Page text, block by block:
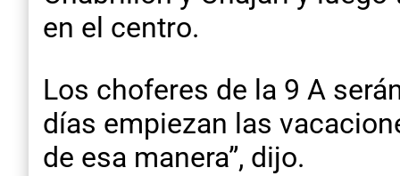
en el centro.
Los choferes de la 9 A
días empiezan las
de esa manera”, dijo.